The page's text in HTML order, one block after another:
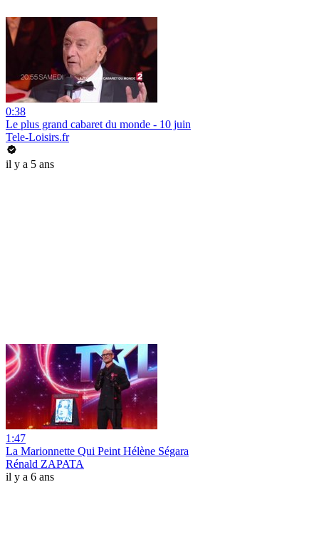
0:38
Le plus grand cabaret du monde - 10 juin
Tele-Loisirs.fr
il y a 5 ans
1:47
La Marionnette Qui Peint Hélène Ségara
Rénald ZAPATA
il y a 6 ans